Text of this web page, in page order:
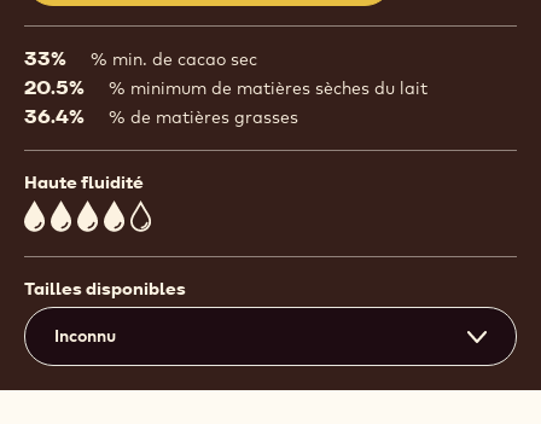
a
window)
33% % min. de cacao sec
20.5% % minimum de matières sèches du lait
36.4% % de matières grasses
Haute fluidité
4
Tailles disponibles
Inconnu